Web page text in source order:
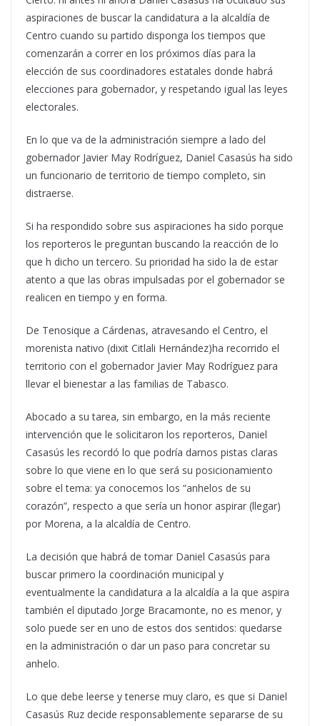
aspiraciones de buscar la candidatura a la alcaldía de
Centro cuando su partido disponga los tiempos que
comenzarán a correr en los próximos días para la
elección de sus coordinadores estatales donde habrá
elecciones para gobernador, y respetando igual las leyes
electorales.
En lo que va de la administración siempre a lado del
gobernador Javier May Rodríguez, Daniel Casasús ha sido
un funcionario de territorio de tiempo completo, sin
distraerse.
Si ha respondido sobre sus aspiraciones ha sido porque
los reporteros le preguntan buscando la reacción de lo
que h dicho un tercero. Su prioridad ha sido la de estar
atento a que las obras impulsadas por el gobernador se
realicen en tiempo y en forma.
De Tenosique a Cárdenas, atravesando el Centro, el
morenista nativo (dixit Citlali Hernández)ha recorrido el
territorio con el gobernador Javier May Rodríguez para
llevar el bienestar a las familias de Tabasco.
Abocado a su tarea, sin embargo, en la más reciente
intervención que le solicitaron los reporteros, Daniel
Casasús les recordó lo que podría darnos pistas claras
sobre lo que viene en lo que será su posicionamiento
sobre el tema: ya conocemos los “anhelos de su
corazón”, respecto a que sería un honor aspirar (llegar)
por Morena, a la alcaldía de Centro.
La decisión que habrá de tomar Daniel Casasús para
buscar primero la coordinación municipal y
eventualmente la candidatura a la alcaldía a la que aspira
también el diputado Jorge Bracamonte, no es menor, y
solo puede ser en uno de estos dos sentidos: quedarse
en la administración o dar un paso para concretar su
anhelo.
Lo que debe leerse y tenerse muy claro, es que si Daniel
Casasús Ruz decide responsablemente separarse de su